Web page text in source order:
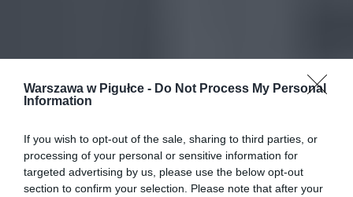
Warszawa w Pigułce - Do Not Process My Personal
Information
If you wish to opt-out of the sale, sharing to third parties, or
processing of your personal or sensitive information for
targeted advertising by us, please use the below opt-out
section to confirm your selection. Please note that after your